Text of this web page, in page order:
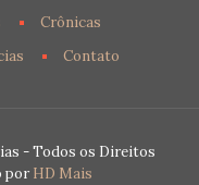
Crônicas
Contato
- Todos os Direitos
por HD Mais